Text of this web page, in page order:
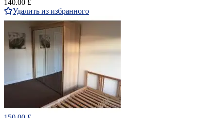
140.00 £
Удалить из избранного